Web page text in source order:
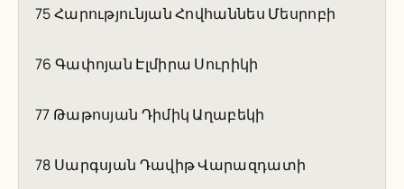
75 Հարությունյան Հովհաննես Մեսրոբի
76 Գափոյան Էլմիրա Սուրիկի
77 Թաթոսյան Դիմիկ Աղաբեկի
78 Սարգսյան Դավիթ Վարազդատի